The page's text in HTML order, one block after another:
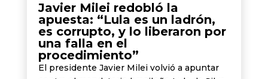
Javier Milei redobló la
apuesta: “Lula es un ladrón,
es corrupto, y lo liberaron por
una falla en el
procedimiento”
El presidente Javier Milei volvió a apuntar